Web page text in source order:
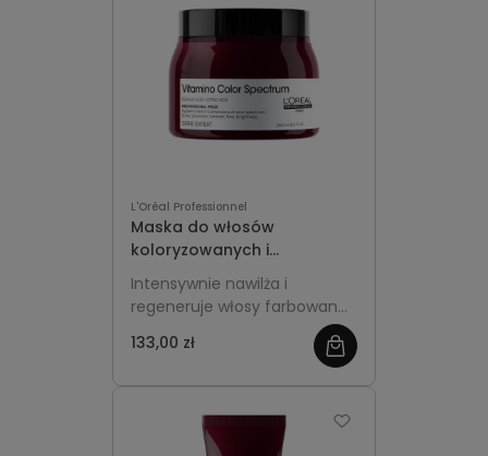
L'Oréal Professionnel
Maska do włosów
koloryzowanych i
rozjaśnianych 500 ml -
L’Oréal Professionnel
Vitamino Color Spectrum
Intensywnie nawilża i
regeneruje włosy farbowane,
przywraca im miękkość oraz
pielęgnacji.
133,00 zł